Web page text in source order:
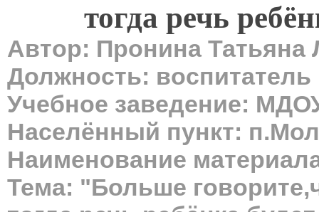
тогда речь
Автор: Пронина Татьяна
Должность: воспитатель
Учебное заведение:
Населённый пункт:
Наименование
Тема: "Больше